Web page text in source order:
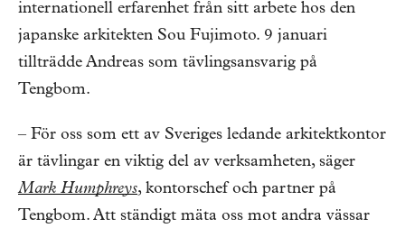
internationell erfarenhet från sitt arbete hos den
japanske arkitekten Sou Fujimoto. 9 januari
tillträdde Andreas som tävlingsansvarig på
Tengbom.
– För oss som ett av Sveriges ledande arkitektkontor
är tävlingar en viktig del av verksamheten, säger
Mark Humphreys, kontorschef och partner på
Tengbom. Att ständigt mäta oss mot andra vässar